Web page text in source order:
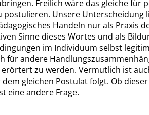
Freilich wäre das gleiche für
Unsere Unterscheidung
Handeln nur als Praxis
Sinne dieses Wortes und als
im Individuum selbst
für andere
zu werden. Vermutlich ist
gleichen Postulat folgt. Ob
eine andere Frage.